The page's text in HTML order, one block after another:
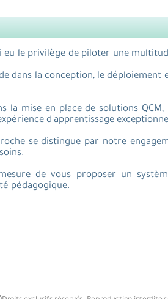
eu le privilège de piloter une
dans la conception, le
la mise en place de solutions
d'apprentissage
se distingue par notre
de vous proposer un
pédagogique.